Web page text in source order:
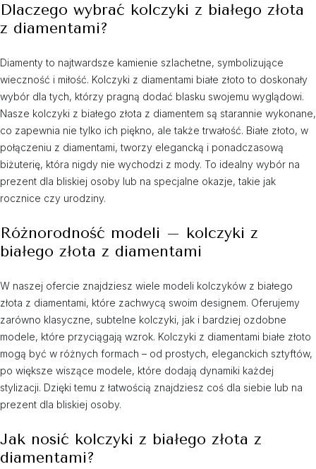
Dlaczego wybrać kolczyki z białego złota
z diamentami?
Diamenty to najtwardsze kamienie szlachetne, symbolizujące
wieczność i miłość. Kolczyki z diamentami białe złoto to doskonały
wybór dla tych, którzy pragną dodać blasku swojemu wyglądowi.
Nasze kolczyki z białego złota z diamentem są starannie wykonane,
co zapewnia nie tylko ich piękno, ale także trwałość. Białe złoto, w
połączeniu z diamentami, tworzy elegancką i ponadczasową
biżuterię, która nigdy nie wychodzi z mody. To idealny wybór na
prezent dla bliskiej osoby lub na specjalne okazje, takie jak
rocznice czy urodziny.
Różnorodność modeli – kolczyki z
białego złota z diamentami
W naszej ofercie znajdziesz wiele modeli kolczyków z białego
złota z diamentami, które zachwycą swoim designem. Oferujemy
zarówno klasyczne, subtelne kolczyki, jak i bardziej ozdobne
modele, które przyciągają wzrok. Kolczyki z diamentami białe złoto
mogą być w różnych formach – od prostych, eleganckich sztyftów,
po większe wiszące modele, które dodają dynamiki każdej
stylizacji. Dzięki temu z łatwością znajdziesz coś dla siebie lub na
prezent dla bliskiej osoby.
Jak nosić kolczyki z białego złota z
diamentami?